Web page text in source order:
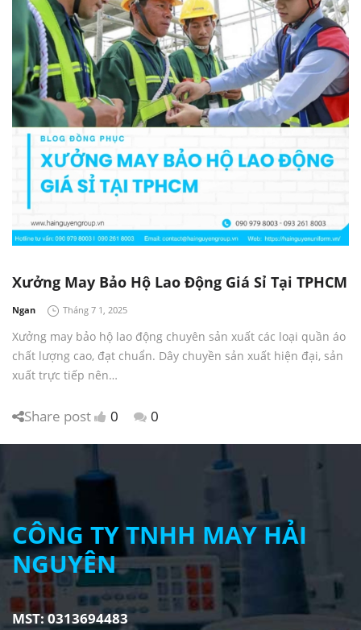
Xưởng May Bảo Hộ Lao Động Giá Sỉ Tại TPHCM
by
Ngan Tháng 7 1, 2025
Xưởng may bảo hộ lao động chuyên sản xuất các loại quần áo
chất lượng cao, đạt chuẩn. Dây chuyền sản xuất hiện đại, sản
xuất trực tiếp nên…
Share post 0 0
CÔNG TY TNHH MAY HẢI
NGUYÊN
MST: 0313694483